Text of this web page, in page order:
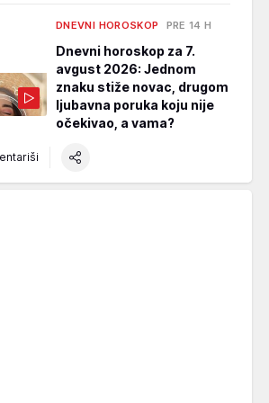
DNEVNI HOROSKOP PRE 14 H
Dnevni horoskop za 7.
avgust 2026: Jednom
znaku stiže novac, drugom
ljubavna poruka koju nije
očekivao, a vama?